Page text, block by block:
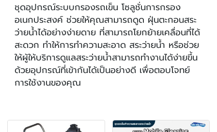
ชุดอุปกรณ์ระบบกรองรถเข็น โซลูชั่นการกรอง
อเนกประสงค์ ช่วยให้คุณสามารถดูด ฝุ่นตะกอนสระ
ว่ายน้ำได้อย่างง่ายดาย ที่สามารถโยกย้ายเคลื่อนที่ได้
สะดวก ทำให้การทำความสะอาด สระว่ายน้ำ หรือช่วย
ให้ผู้ให้บริการดูแลสระว่ายน้ำสามารถทำงานได้ง่ายขึ้น
ด้วยอุปกรณ์ที่เข้ากันได้เป็นอย่างดี เพื่อตอบโจทย์
การใช้งานของคุณ